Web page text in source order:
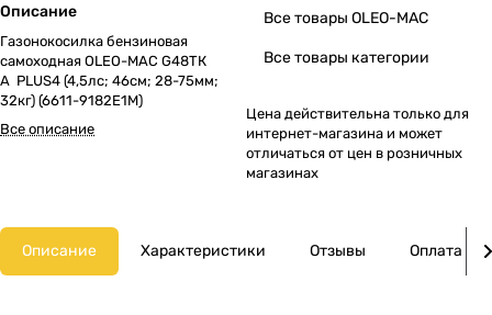
Описание
Газонокосилка бензиновая
самоходная OLEO-MAC G48TК
A PLUS4 (4,5лс; 46cм; 28-75мм;
32кг) (6611-9182E1M)
Все описание
Все товары OLEO-MAC
Все товары категории
Цена действительна только для
интернет-магазина и может
отличаться от цен в розничных
магазинах
Описание Характеристики Отзывы Оплата